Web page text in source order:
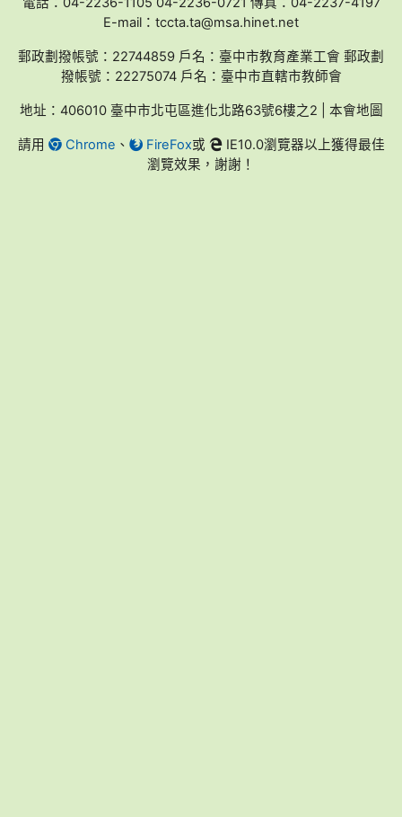
E-mail：tccta.ta@msa.hinet.net
郵政劃撥帳號：22744859 戶名：臺中市教育產業工會 郵政劃
撥帳號：22275074 戶名：臺中市直轄市教師會
地址：406010 臺中市北屯區進化北路63號6樓之2 | 本會地圖
請用 Chrome 、 FireFox或
IE10.0瀏覽器以上獲得最佳
瀏覽效果，謝謝！